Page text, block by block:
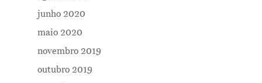
junho 2020
maio 2020
novembro 2019
outubro 2019